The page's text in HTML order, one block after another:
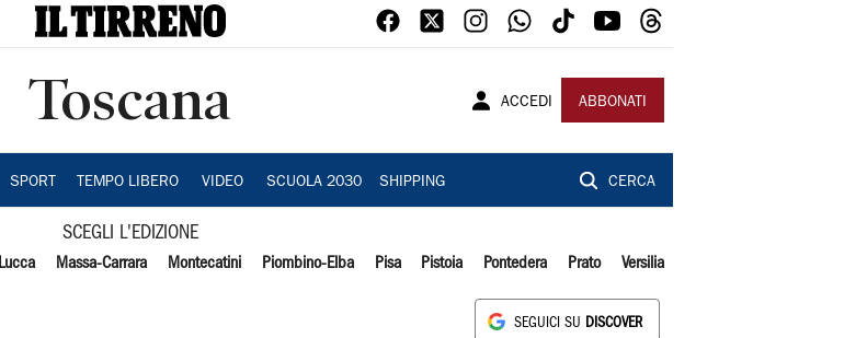
Toscana ACCEDI ABBONATI
SPORT TEMPO LIBERO VIDEO SCUOLA 2030 SHIPPING CERCA
SCEGLI L'EDIZIONE
Lucca Massa-Carrara Montecatini Piombino-Elba Pisa Pistoia Pontedera Prato Versilia
SEGUICI SU DISCOVER